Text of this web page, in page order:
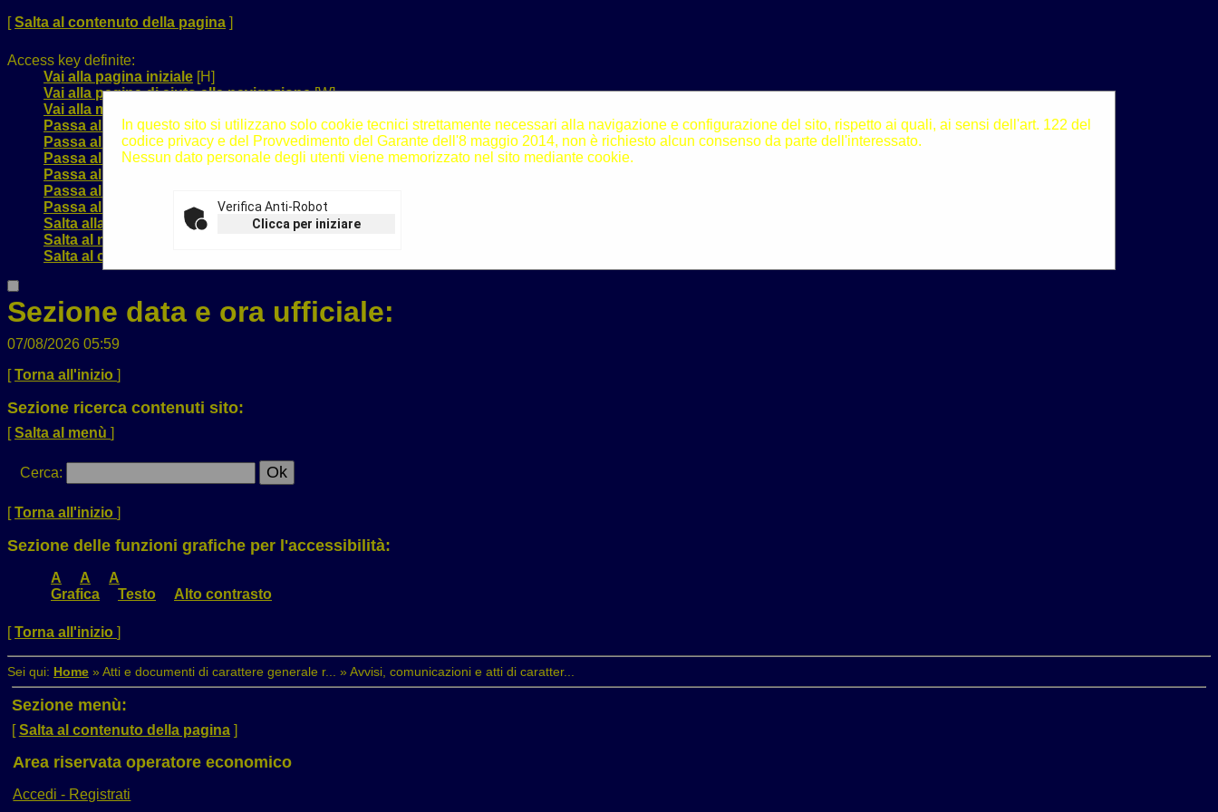
[Salta al contenuto della pagina ]
Access key definite:
Vai alla pagina iniziale [H]
Vai alla pagina di aiuto alla navigazione[W]
Vai alla mappa del sito
Passa al testo con caratteri di dimensione standard[N]
Passa al testo con caratteri di dimensione grande[B]
Passa al testo con caratteri di dimensione molto grande[V]
Passa alla visualizzazione grafica
Passa alla visualizzazione solo testo
Passa alla visualizzazione in alto contrasto e solo testo
Salta alla ricerca di contenuti
[S]
Salta al menù
Salta al contenuto della pagina
Sezione data e ora ufficiale:
07/08/2026 05:59
[Torna all'inizio ]
Sezione ricerca contenuti sito:
[Salta al menù ]
Cerca:
[Torna all'inizio ]
Sezione delle funzioni grafiche per l'accessibilità:
A A
A
Grafica
Testo Alto contrasto
[Torna all'inizio ]
Sei qui: Home » Atti e documenti di carattere generale r... » Avvisi, comunicazioni e atti di caratter...
In questo sito si utilizzano solo cookie tecnici strettamente necessari alla navigazione e configurazione del sito, rispetto ai quali, ai sensi dell'art. 122 del
codice privacy e del Provvedimento del Garante dell'8 maggio 2014, non è richiesto alcun consenso da parte dell'interessato.
Nessun dato personale degli utenti viene memorizzato nel sito mediante cookie.
Verifica Anti-Robot
Clicca per iniziare
Sezione menù:
[Salta al contenuto della pagina]
Area riservata operatore economico
Accedi - Registrati